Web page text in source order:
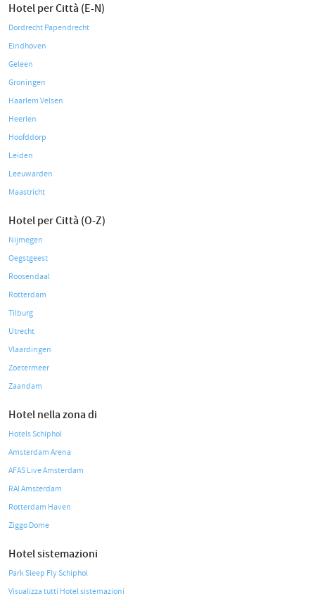
Hotel per Città (E-N)
Dordrecht Papendrecht
Eindhoven
Geleen
Groningen
Haarlem Velsen
Heerlen
Hoofddorp
Leiden
Leeuwarden
Maastricht
Hotel per Città (O-Z)
Nijmegen
Oegstgeest
Roosendaal
Rotterdam
Tilburg
Utrecht
Vlaardingen
Zoetermeer
Zaandam
Hotel nella zona di
Hotels Schiphol
Amsterdam Arena
AFAS Live Amsterdam
RAI Amsterdam
Rotterdam Haven
Ziggo Dome
Hotel sistemazioni
Park Sleep Fly Schiphol
Visualizza tutti Hotel sistemazioni